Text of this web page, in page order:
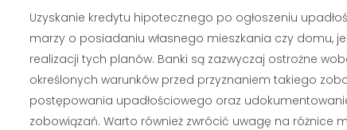
Uzyskanie kredytu hipotecznego po ogłoszeniu
marzy o posiadaniu własnego mieszkania czy domu,
realizacji tych planów. Banki są zazwyczaj ostrożne
określonych warunków przed przyznaniem takiego
postępowania upadłościowego oraz
zobowiązań. Warto również zwrócić uwagę na